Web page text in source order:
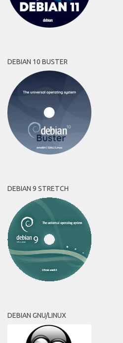
DEBIAN 10 BUSTER
DEBIAN 9 STRETCH
DEBIAN GNU/LINUX